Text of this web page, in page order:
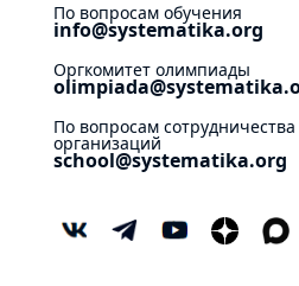
По вопросам обучения
info@systematika.org
Оргкомитет олимпиады
По вопросам
организаций
school@systematika.org